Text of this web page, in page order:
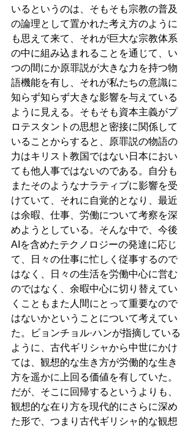
いるというのは、そもそも宗教の普及
の論理として置かれた考え方のように
も思えて来て、それが巨大な宗教体系
の中に組み込まれることを通じて、い
つの間にか原罪説が大きな力を持つ物
語機能を有し、それが私たちの意識に
知らず知らず大きな影響を与えている
ように見える。そもそも資本主義がプ
ロテスタントの思想と密接に関係して
いることからすると、原罪説の物語の
力はキリスト教国ではない日本におい
ても他人事ではないのである。自分も
またそのようなナラティブに影響を受
けていて、それに自覚的となり、最近
は余暇、仕事、労働について考察を深
めようとしている。そんな中で、今後
AIを含めたテクノロジーの発達に応じ
て、日々の仕事に忙しく従事するので
はなく、日々の生活を労働中心に営む
のではなく、余暇中心に切り替えてい
くこともまた人間にとって重要なので
はないかということについて考えてい
た。ビョンチョル·ハンが指摘している
ように、古代ギリシャから中世にかけ
ては、観想的な生き方が労働的な生き
方を遥かに上回る価値を有していた。
だが、そこに回帰するというよりも、
観想的な在り方を現代的にさらに深め
た形で、つまり古代ギリシャ的な観想